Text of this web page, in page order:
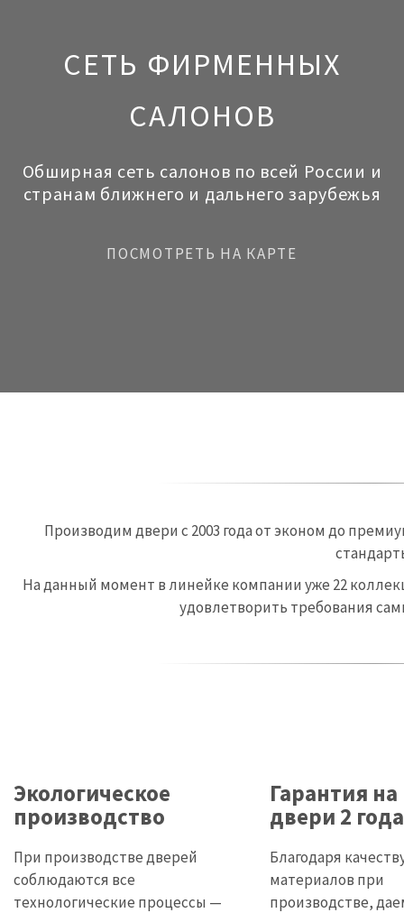
СЕТЬ ФИРМЕННЫХ
САЛОНОВ
Обширная сеть салонов по всей России и
странам ближнего и дальнего зарубежья
ПОСМОТРЕТЬ НА КАРТЕ
Экологическое
производство
При производстве дверей
соблюдаются все
технологические процессы —
Гарантия на
двери 2 года
Благодаря
материалов при
производстве,
Производим двери с 2003 года от эконом до
На данный момент в линейке компании уже 22
удовлетворить требования